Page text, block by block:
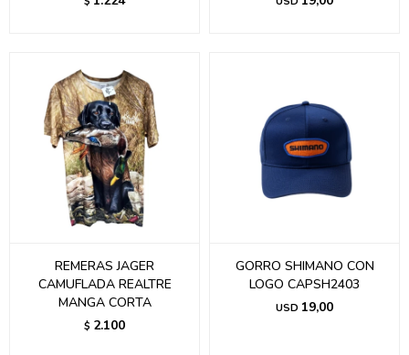
REMERAS JAGER
CAMUFLADA REALTRE
MANGA CORTA
$ 2.100
GORRO SHIMANO CON
LOGO CAPSH2403
USD 19,00